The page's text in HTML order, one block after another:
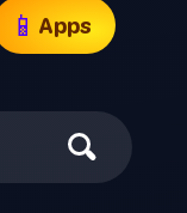
📱 Apps